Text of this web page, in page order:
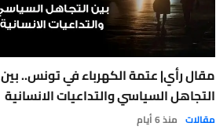
مقال رأي| عتمة الكهرباء في تونس.. بين
التجاهل السياسي والتداعيات الانسانية
مقالات منذ 6 أيام